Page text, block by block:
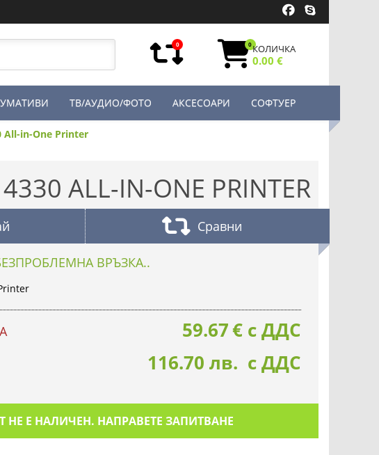
0 0КОЛИЧКА
0.00 €
ТВ/АУДИО/ФОТО АКСЕСОАРИ СОФТУЕР
All-in-One Printer
4330 ALL-IN-ONE PRINTER
Сравни
ВРЪЗКА..
59.67€ с ДДС
116.70 лв. с ДДС
НЕ Е НАЛИЧЕН. НАПРАВЕТЕ ЗАПИТВАНЕ